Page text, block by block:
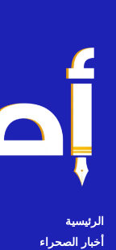
الرئيسية
أخبار الصحراء